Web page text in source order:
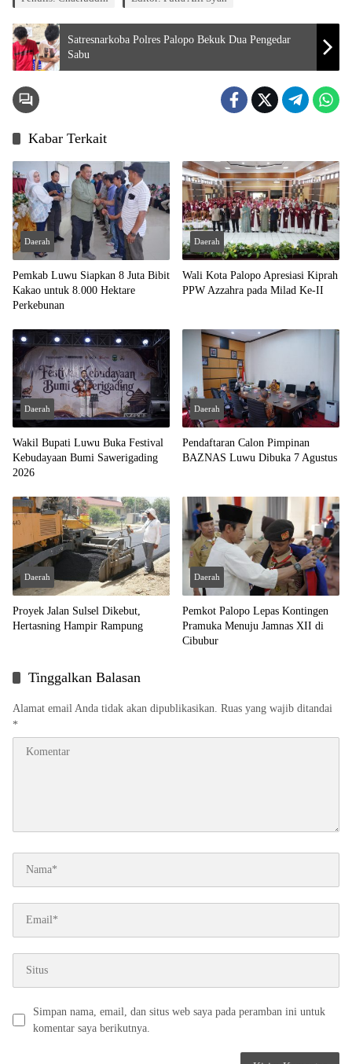
Satresnarkoba Polres Palopo Bekuk Dua Pengedar
Sabu
Kabar Terkait
Daerah
Pemkab Luwu Siapkan 8 Juta Bibit
Kakao untuk 8.000 Hektare
Perkebunan
Daerah
Wali Kota Palopo Apresiasi Kiprah
PPW Azzahra pada Milad Ke-II
Daerah
Wakil Bupati Luwu Buka Festival
Kebudayaan Bumi Sawerigading
2026
Daerah
Pendaftaran Calon Pimpinan
BAZNAS Luwu Dibuka 7 Agustus
Daerah
Proyek Jalan Sulsel Dikebut,
Hertasning Hampir Rampung
Daerah
Pemkot Palopo Lepas Kontingen
Pramuka Menuju Jamnas XII di
Cibubur
Tinggalkan Balasan
Alamat email Anda tidak akan dipublikasikan. Ruas yang wajib ditandai
*
Simpan nama, email, dan situs web saya pada peramban ini untuk
komentar saya berikutnya.